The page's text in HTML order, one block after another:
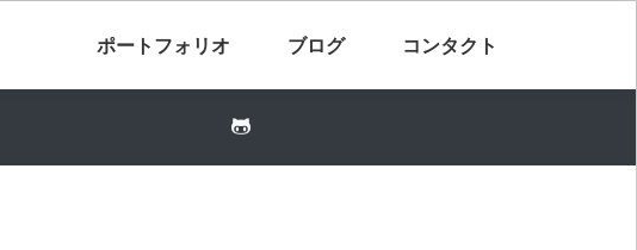
ポートフォリオ ブログ コンタクト